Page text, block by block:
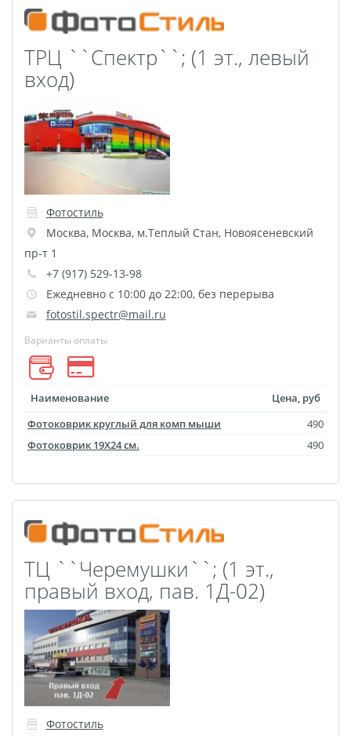
Печать на CD/DVD
Металлическая
пластина
Фото на медали
Фото на брелках
Фото на часах
Фото на подушке
Фото на галстуке
Фото на фартуке
Фото на сумке
Фотомагниты
Фото на тарелке
Фото на кружках
Фото на футболках
Фото на бейсболке
Фото на чехле телефона
Фото на значке
Фотосъемка в студии
Сланцы
Ритуальная керамика
Обложка для
Брелок Госномер
Кухонные
принадлежности
Фото на стеклянной
рамке
Календарь-плакат
ТРЦ ``Спектр``; (1 эт., левый
вход)
Фотостиль
Москва, Москва, м.Теплый Стан, Новоясеневский
пр-т 1
+7 (917) 529-13-98
Ежедневно с 10:00 до 22:00, без перерыва
fotostil.spectr@mail.ru
Варианты оплаты
Наименование
Цена, руб
Фотоковрик круглый для комп мыши
490
Фотоковрик 19X24 см.
490
ТЦ ``Черемушки``; (1 эт.,
правый вход, пав. 1Д-02)
Фотостиль